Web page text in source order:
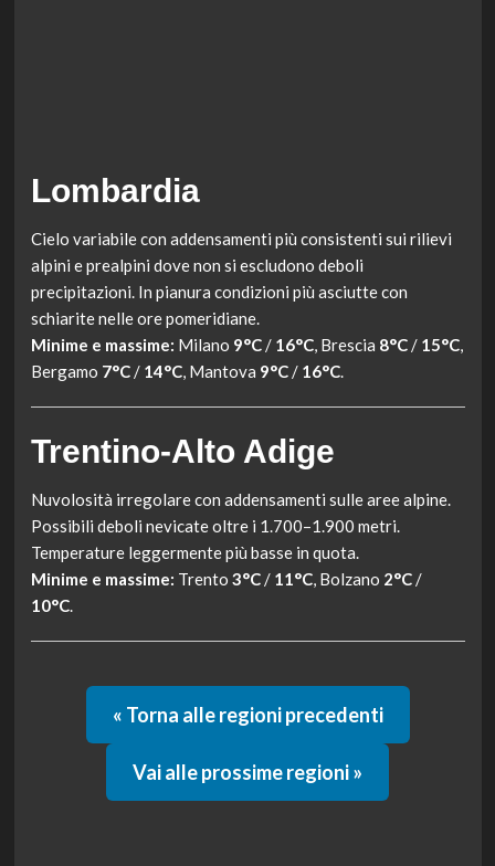
Lombardia
Cielo variabile con addensamenti più consistenti sui rilievi
alpini e prealpini dove non si escludono deboli
precipitazioni. In pianura condizioni più asciutte con
schiarite nelle ore pomeridiane.
Minime e massime: Milano 9°C/ 16°C, Brescia 8°C/ 15°C,
Bergamo 7°C/ 14°C, Mantova 9°C/ 16°C.
Trentino-Alto Adige
Nuvolosità irregolare con addensamenti sulle aree alpine.
Possibili deboli nevicate oltre i 1.700–1.900 metri.
Temperature leggermente più basse in quota.
Minime e massime: Trento 3°C/ 11°C, Bolzano 2°C/
10°C.
« Torna alle regioni precedenti
Vai alle prossime regioni »